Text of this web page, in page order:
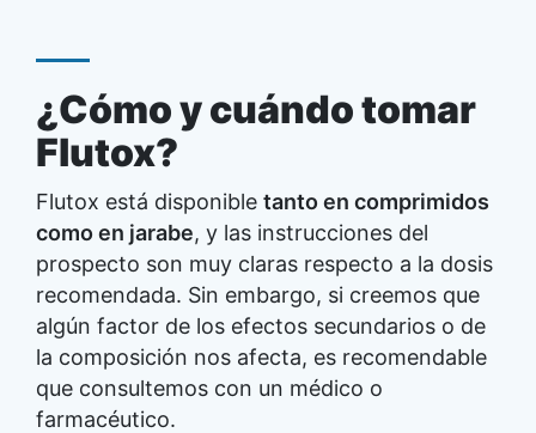
¿Cómo y cuándo tomar
Flutox?
Flutox está disponible tanto en comprimidos
como en jarabe, y las instrucciones del
prospecto son muy claras respecto a la dosis
recomendada. Sin embargo, si creemos que
algún factor de los efectos secundarios o de
la composición nos afecta, es recomendable
que consultemos con un médico o
farmacéutico.